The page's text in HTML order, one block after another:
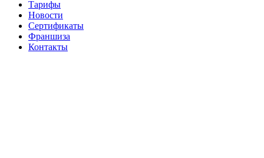
Тарифы
Новости
Сертификаты
Франшиза
Контакты